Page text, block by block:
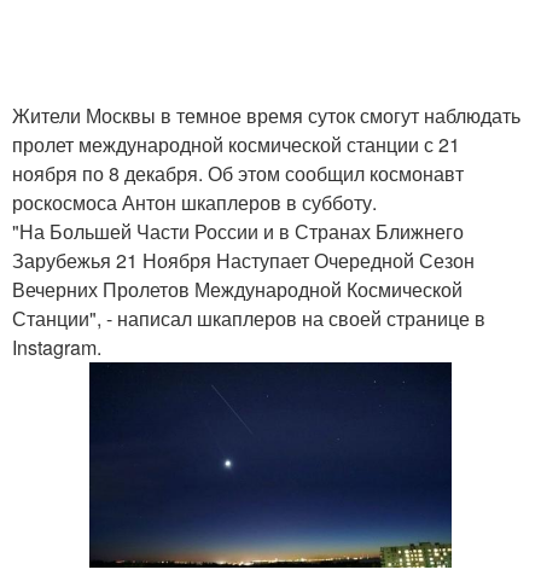
Жители Москвы в темное время суток смогут наблюдать
пролет международной космической станции с 21
ноября по 8 декабря. Об этом сообщил космонавт
роскосмоса Антон шкаплеров в субботу.
"На Большей Части России и в Странах Ближнего
Зарубежья 21 Ноября Наступает Очередной Сезон
Вечерних Пролетов Международной Космической
Станции", - написал шкаплеров на своей странице в
Instagram.